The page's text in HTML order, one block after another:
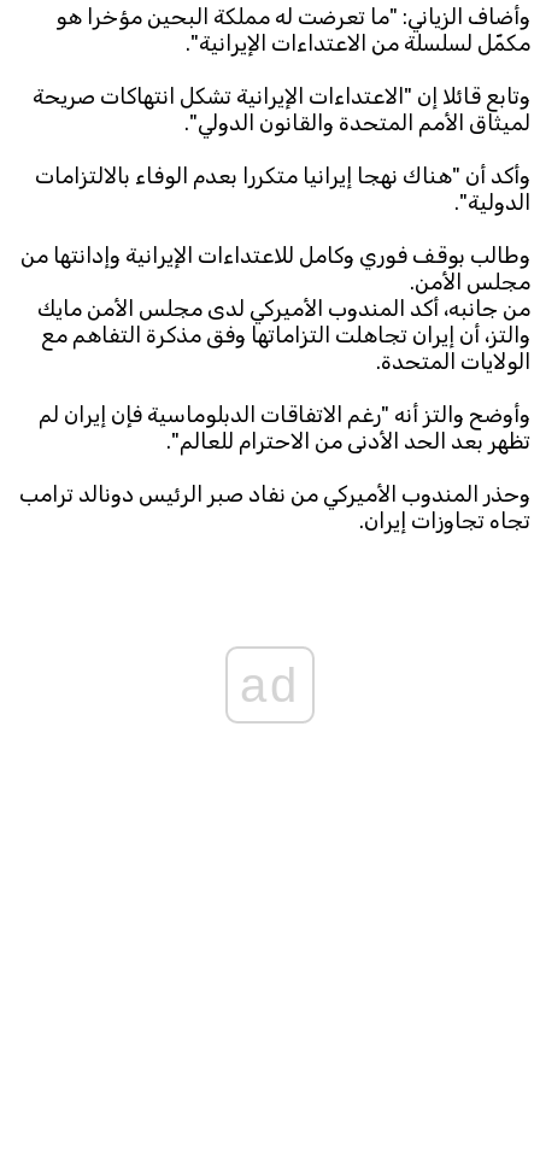
TTV
Download the app
© 2025. All Rights Reserved. ByKoein
وأضاف الزياني: "ما تعرضت له مملكة البحين مؤخرا هو
مكمّل لسلسلة من الاعتداءات الإيرانية".
وتابع قائلا إن "الاعتداءات الإيرانية تشكل انتهاكات صريحة
لميثاق الأمم المتحدة والقانون الدولي".
وأكد أن "هناك نهجا إيرانيا متكررا بعدم الوفاء بالالتزامات
الدولية".
وطالب بوقف فوري وكامل للاعتداءات الإيرانية وإدانتها من
مجلس الأمن.
من جانبه، أكد المندوب الأميركي لدى مجلس الأمن مايك
والتز، أن إيران تجاهلت التزاماتها وفق مذكرة التفاهم مع
الولايات المتحدة.
وأوضح والتز أنه "رغم الاتفاقات الدبلوماسية فإن إيران لم
تظهر بعد الحد الأدنى من الاحترام للعالم".
وحذر المندوب الأميركي من نفاد صبر الرئيس دونالد ترامب
تجاه تجاوزات إيران.
ad